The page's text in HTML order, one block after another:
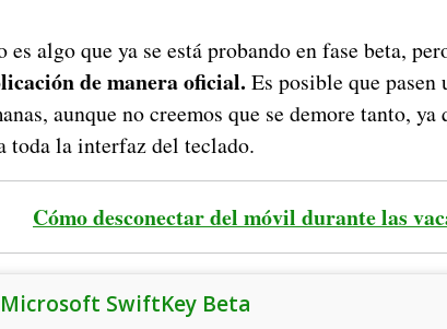
es algo que ya se está probando en fase beta,
de manera oficial. Es posible que pasen
aunque no creemos que se demore tanto,
toda la interfaz del teclado.
Cómo desconectar del móvil durante las
Microsoft SwiftKey Beta